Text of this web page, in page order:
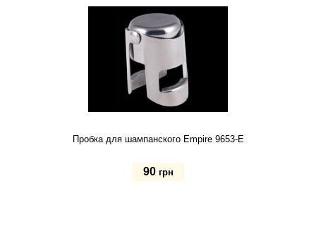
Пробка для шампанского Empire 9653-E
90 грн